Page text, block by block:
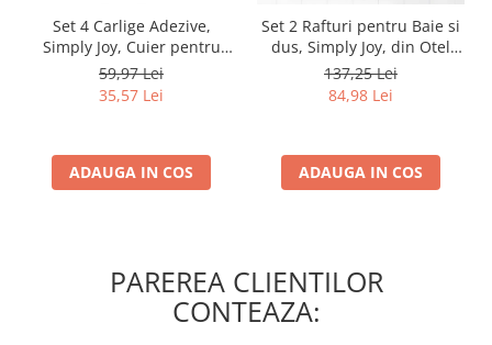
Set 4 Carlige Adezive,
Simply Joy, Cuier pentru
Prosoape din Otel
Inoxidabil, Montare Usoara
fara Gaurire, Rezistent la
Baie, Bucatarie, Usa
59,97 Lei
35,57 Lei
ADAUGA IN COS
Set 2 Rafturi pentru Baie si
dus, Simply Joy, din Otel
Inoxidabil, cu Montarea
Usoara si fara Gaurire, 32 X
12 x 6 cm, Negru
137,25 Lei
84,98 Lei
ADAUGA IN COS
PAREREA CLIENTILOR
CONTEAZA: